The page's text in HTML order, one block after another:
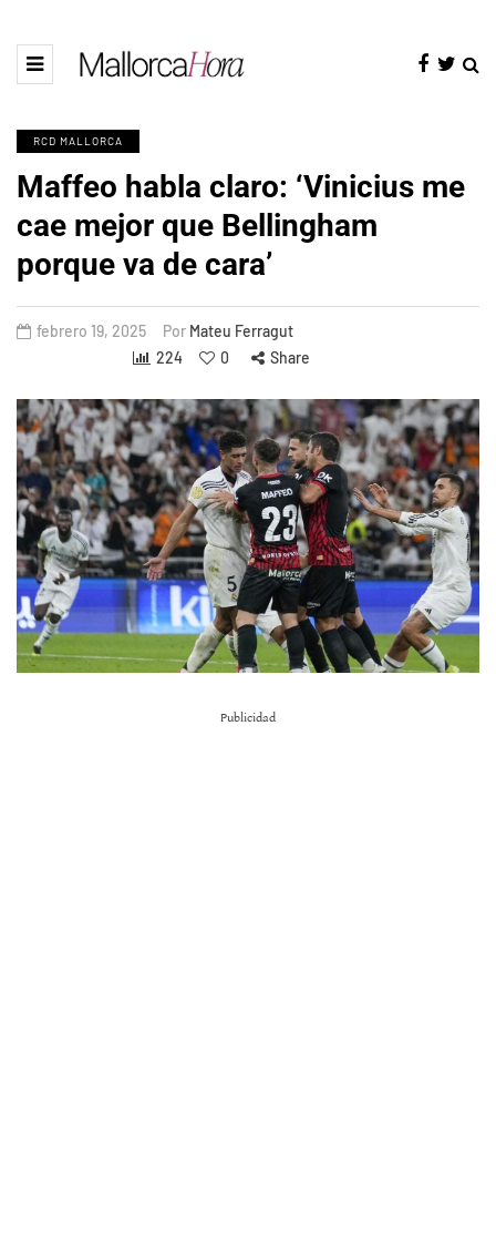
RCD MALLORCA
Maffeo habla claro: ‘Vinicius me
cae mejor que Bellingham
porque va de cara’
febrero 19, 2025 Por Mateu Ferragut
224
0 Share
Publicidad